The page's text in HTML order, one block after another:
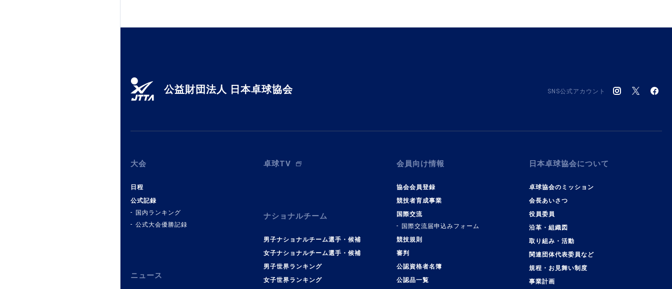
公益財団法人 日本卓球協会 SNS公式アカウント
大会
日程
公式記録
国内ランキング
公式大会優勝記録
ニュース
卓球TV
ナショナルチーム
男子ナショナルチーム選手・候補
女子ナショナルチーム選手・候補
男子世界ランキング
女子世界ランキング
会員向け情報
協会会員登録
競技者育成事業
国際交流
国際交流届申込みフォーム
競技規則
審判
公認資格者名簿
公認品一覧
日本卓球協会について
卓球協会のミッション
会長あいさつ
役員委員
沿革・組織図
取り組み・活動
関連団体代表委員など
規程・お見舞い制度
事業計画